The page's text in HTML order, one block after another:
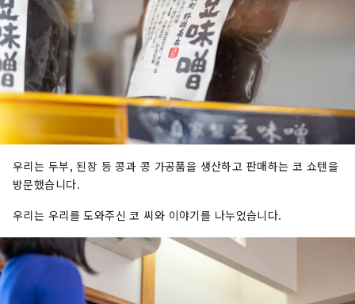
우리는 두부, 된장 등 콩과 콩 가공품을 생산하고 판매하는 코 쇼텐을
방문했습니다.
우리는 우리를 도와주신 코 씨와 이야기를 나누었습니다.